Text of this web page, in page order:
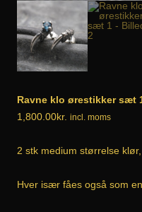
Ravne klo ørestikker sæt
1,800.00kr. incl. moms
2 stk medium størrelse
Hver især fåes også som